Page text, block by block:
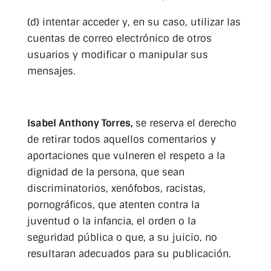
(d) intentar acceder y, en su caso, utilizar las
cuentas de correo electrónico de otros
usuarios y modificar o manipular sus
mensajes.
Isabel Anthony Torres, se reserva el derecho
de retirar todos aquellos comentarios y
aportaciones que vulneren el respeto a la
dignidad de la persona, que sean
discriminatorios, xenófobos, racistas,
pornográficos, que atenten contra la
juventud o la infancia, el orden o la
seguridad pública o que, a su juicio, no
resultaran adecuados para su publicación.